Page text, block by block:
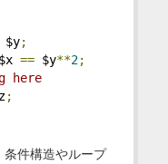
;
== $y**2;
here
;
条件構造やループ